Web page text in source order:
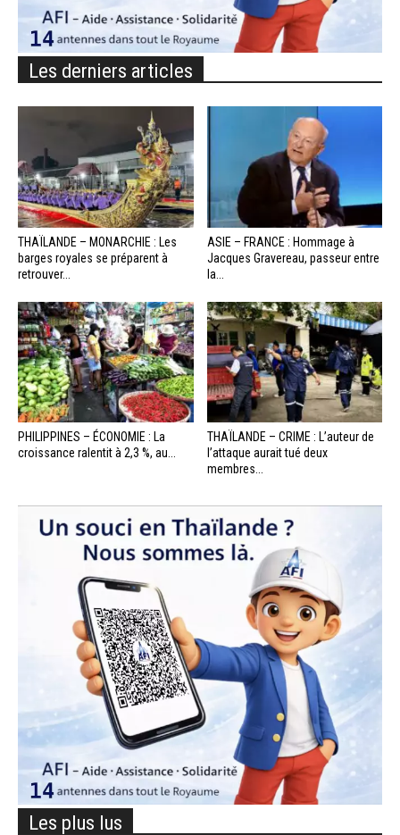
Les derniers articles
THAÏLANDE – MONARCHIE : Les
barges royales se préparent à
retrouver...
ASIE – FRANCE : Hommage à
Jacques Gravereau, passeur entre
la...
PHILIPPINES – ÉCONOMIE : La
croissance ralentit à 2,3 %, au...
THAÏLANDE – CRIME : L’auteur de
l’attaque aurait tué deux
membres...
Les plus lus